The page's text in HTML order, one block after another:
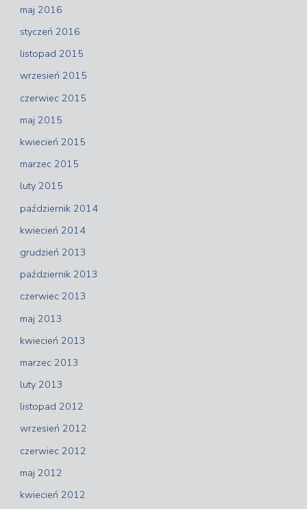
maj 2016
styczeń 2016
listopad 2015
wrzesień 2015
czerwiec 2015
maj 2015
kwiecień 2015
marzec 2015
luty 2015
październik 2014
kwiecień 2014
grudzień 2013
październik 2013
czerwiec 2013
maj 2013
kwiecień 2013
marzec 2013
luty 2013
listopad 2012
wrzesień 2012
czerwiec 2012
maj 2012
kwiecień 2012